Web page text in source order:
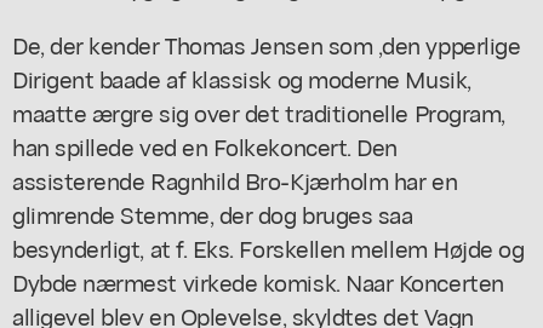
De, der kender Thomas Jensen som ,den ypperlige
Dirigent baade af klassisk og moderne Musik,
maatte ærgre sig over det traditionelle Program,
han spillede ved en Folkekoncert. Den
assisterende Ragnhild Bro-Kjærholm har en
glimrende Stemme, der dog bruges saa
besynderligt, at f. Eks. Forskellen mellem Højde og
Dybde nærmest virkede komisk. Naar Koncerten
alligevel blev en Oplevelse, skyldtes det Vagn